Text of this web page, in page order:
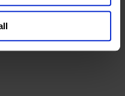
information see